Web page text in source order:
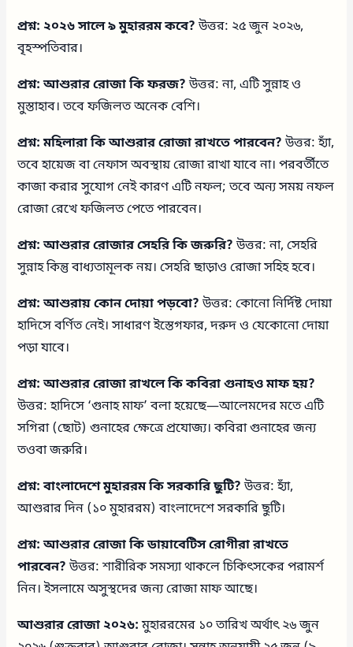
প্রশ্ন: ২০২৬ সালে ৯ মুহাররম কবে?উত্তর: ২৫ জুন ২০২৬,
বৃহস্পতিবার।
প্রশ্ন: আশুরার রোজা কি ফরজ?উত্তর: না, এটি সুন্নাহ ও
মুস্তাহাব। তবে ফজিলত অনেক বেশি।
প্রশ্ন: মহিলারা কি আশুরার রোজা রাখতে পারবেন?উত্তর: হ্যাঁ,
তবে হায়েজ বা নেফাস অবস্থায় রোজা রাখা যাবে না। পরবর্তীতে
কাজা করার সুযোগ নেই কারণ এটি নফল; তবে অন্য সময় নফল
রোজা রেখে ফজিলত পেতে পারবেন।
প্রশ্ন: আশুরার রোজার সেহরি কি জরুরি?উত্তর: না, সেহরি
সুন্নাহ কিন্তু বাধ্যতামূলক নয়। সেহরি ছাড়াও রোজা সহিহ হবে।
প্রশ্ন: আশুরায় কোন দোয়া পড়বো?উত্তর: কোনো নির্দিষ্ট দোয়া
হাদিসে বর্ণিত নেই। সাধারণ ইস্তেগফার, দরুদ ও যেকোনো দোয়া
পড়া যাবে।
প্রশ্ন: আশুরার রোজা রাখলে কি কবিরা গুনাহও মাফ হয়?
উত্তর: হাদিসে ‘গুনাহ মাফ’ বলা হয়েছে—আলেমদের মতে এটি
সগিরা (ছোট) গুনাহের ক্ষেত্রে প্রযোজ্য। কবিরা গুনাহের জন্য
তওবা জরুরি।
প্রশ্ন: বাংলাদেশে মুহাররম কি সরকারি ছুটি?উত্তর: হ্যাঁ,
আশুরার দিন (১০ মুহাররম) বাংলাদেশে সরকারি ছুটি।
প্রশ্ন: আশুরার রোজা কি ডায়াবেটিস রোগীরা রাখতে
পারবেন?উত্তর: শারীরিক সমস্যা থাকলে চিকিৎসকের পরামর্শ
নিন। ইসলামে অসুস্থদের জন্য রোজা মাফ আছে।
আশুরার রোজা ২০২৬:মুহাররমের ১০ তারিখ অর্থাৎ ২৬ জুন